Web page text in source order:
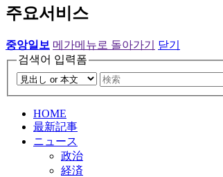
주요서비스
중앙일보 메가메뉴로 돌아가기
닫기
검색어 입력폼
HOME
最新記事
ニュース
政治
経済